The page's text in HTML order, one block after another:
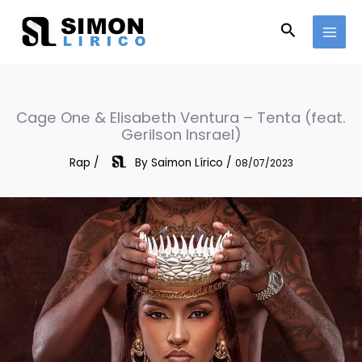
content
Search
Cage One & Elisabeth Ventura – Tenta (feat.
Gerilson Insrael)
Rap / By Saimon Lírico / 08/07/2023